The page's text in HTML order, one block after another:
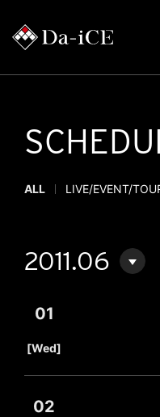
ALL LIVE/EVENT/
2011.06
01
[Wed]
02